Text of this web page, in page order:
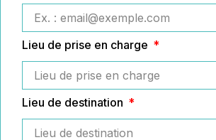
Lieu de prise en charge
Lieu de destination